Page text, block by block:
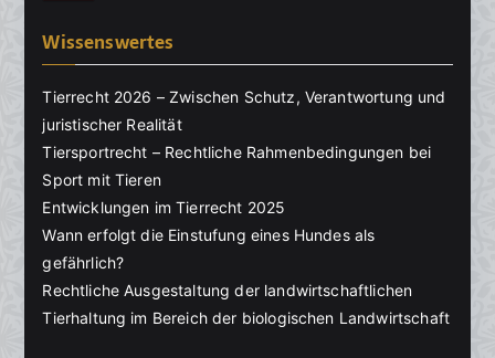
Wissenswertes
Tierrecht 2026 – Zwischen Schutz, Verantwortung und
juristischer Realität
Tiersportrecht – Rechtliche Rahmenbedingungen bei
Sport mit Tieren
Entwicklungen im Tierrecht 2025
Wann erfolgt die Einstufung eines Hundes als
gefährlich?
Rechtliche Ausgestaltung der landwirtschaftlichen
Tierhaltung im Bereich der biologischen Landwirtschaft